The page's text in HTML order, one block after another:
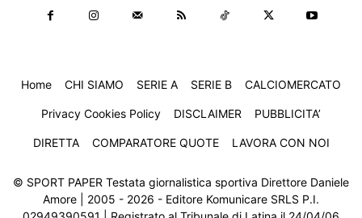
Home CHI SIAMO SERIE A SERIE B CALCIOMERCATO
Privacy Cookies Policy DISCLAIMER PUBBLICITA’
DIRETTA COMPARATORE QUOTE LAVORA CON NOI
© SPORT PAPER Testata giornalistica sportiva Direttore Daniele
Amore | 2005 - 2026 - Editore Komunicare SRLS P.I.